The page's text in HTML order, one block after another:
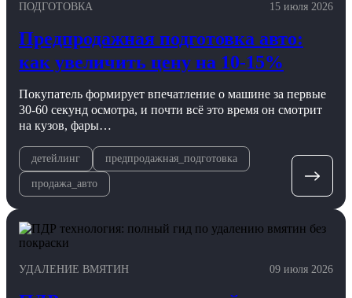
ПОДГОТОВКА 15 июля 2026
Предпродажная подготовка авто:
как увеличить цену на 10-15%
Покупатель формирует впечатление о машине за первые
30-60 секунд осмотра, и почти всё это время он смотрит
на кузов, фары…
детейлинг предпродажная_подготовка
продажа_авто
УДАЛЕНИЕ ВМЯТИН 09 июля 2026